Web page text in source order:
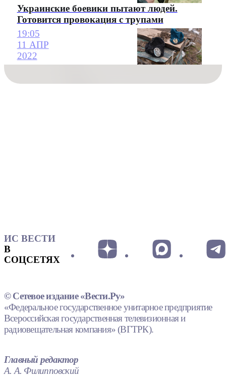
Украинские боевики пытают людей.
Готовится провокация с трупами
19:05
11 АПР
2022
ИС ВЕСТИ
В
СОЦСЕТЯХ
© Сетевое издание «Вести.Ру»
«Федеральное государственное унитарное предприятие
Всероссийская государственная телевизионная и
радиовещательная компания» (ВГТРК).
Главный редактор
А. А. Филипповский